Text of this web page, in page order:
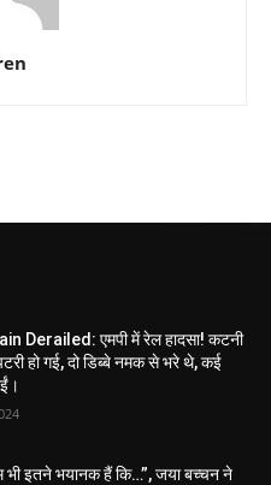
Derailed: एमपी में रेल हादसा! कटनी
हो गई, दो डिब्बे नमक से भरे थे, कई
भी इतने भयानक हैं कि…”, जया बच्चन ने